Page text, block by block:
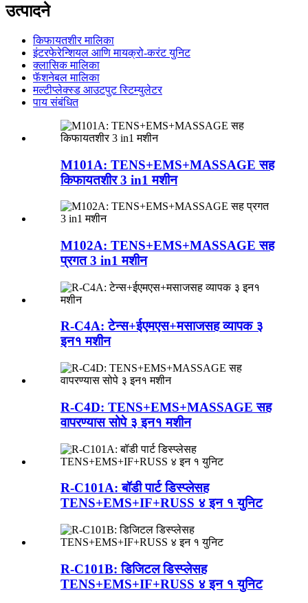
उत्पादने
किफायतशीर मालिका
इंटरफेरेन्शियल आणि मायक्रो-करंट युनिट
क्लासिक मालिका
फॅशनेबल मालिका
मल्टीप्लेक्स्ड आउटपुट स्टिम्युलेटर
पाय संबंधित
M101A: TENS+EMS+MASSAGE सह
किफायतशीर 3 in1 मशीन
M102A: TENS+EMS+MASSAGE सह
प्रगत 3 in1 मशीन
R-C4A: टेन्स+ईएमएस+मसाजसह व्यापक ३
इन१ मशीन
R-C4D: TENS+EMS+MASSAGE सह
वापरण्यास सोपे ३ इन१ मशीन
R-C101A: बॉडी पार्ट डिस्प्लेसह
TENS+EMS+IF+RUSS ४ इन १ युनिट
R-C101B: डिजिटल डिस्प्लेसह
TENS+EMS+IF+RUSS ४ इन १ युनिट